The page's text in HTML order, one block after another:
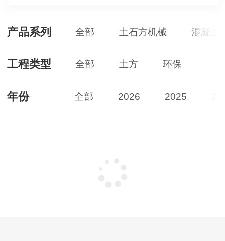
产品系列 全部 土石方机械 混凝土
工程类型 全部 土方 环保
年份 全部 2026 2025